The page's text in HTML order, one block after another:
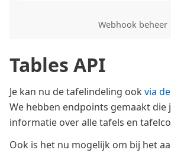
Webhook beheer
Tables API
Je kan nu de tafelindeling ook via
We hebben endpoints gemaakt die
informatie over alle tafels en
Ook is het nu mogelijk om bij het